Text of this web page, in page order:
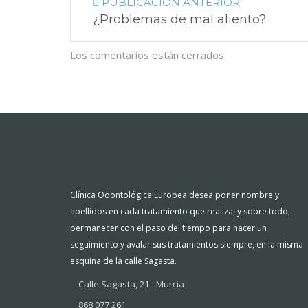
¿Problemas de mal aliento?
Los comentarios están cerrados.
Clínica Odontológica Europea desea poner nombre y
apellidos en cada tratamiento que realiza, y sobre todo,
permanecer con el paso del tiempo para hacer un
seguimiento y avalar sus tratamientos siempre, en la misma
esquina de la calle Sagasta.
Calle Sagasta, 21 - Murcia
868 077 261